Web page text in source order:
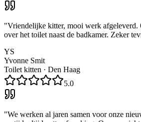
"Vriendelijke kitter, mooi werk afgeleverd.
over het toilet naast de badkamer. Zeker
YS
Yvonne Smit
Toilet kitten · Den Haag
5.0
"We werken al jaren samen voor onze